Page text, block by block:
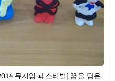
뮤지엄 페스티벌] 꿈을 담은